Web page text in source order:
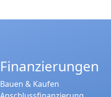
Finanzierungen
Bauen & Kaufen